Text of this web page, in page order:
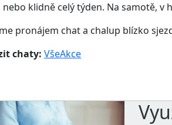
nebo klidně celý týden. Na samotě,
pronájem chat a chalup blízko
chaty: VšeAkce